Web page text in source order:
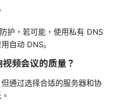
护，若可能，使用私有 DNS
自动 DNS。
频会议的质量？
通过选择合适的服务器和协